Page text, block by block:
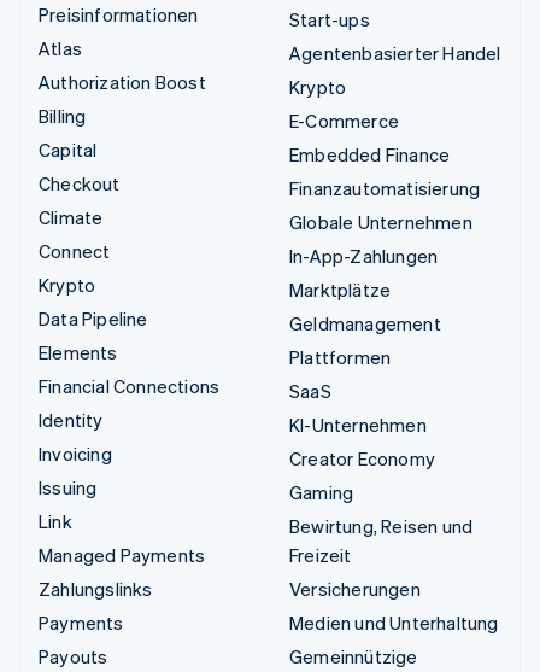
Preisinformationen
Atlas
Authorization Boost
Billing
Capital
Checkout
Climate
Connect
Krypto
Data Pipeline
Elements
Financial Connections
Identity
Invoicing
Issuing
Link
Managed Payments
Zahlungslinks
Payments
Payouts
Start-ups
Agentenbasierter Handel
Krypto
E-Commerce
Embedded Finance
Finanzautomatisierung
Globale Unternehmen
In-App-Zahlungen
Marktplätze
Geldmanagement
Plattformen
SaaS
KI-Unternehmen
Creator Economy
Gaming
Bewirtung, Reisen und
Freizeit
Versicherungen
Medien und Unterhaltung
Gemeinnützige